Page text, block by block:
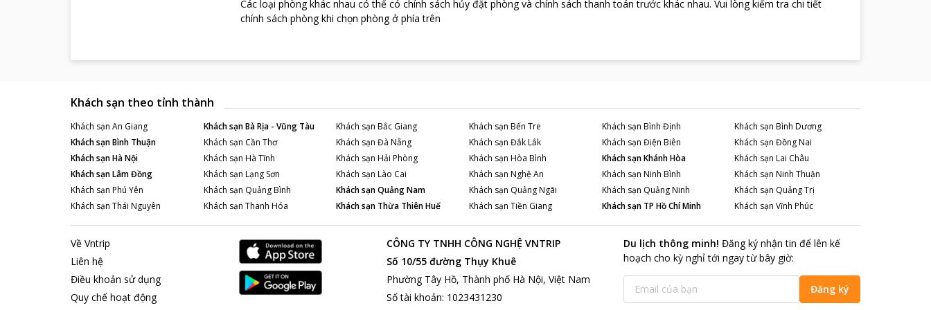
Tại khách sạn, các du khách có thể thưởng thức những món ăn ngon, nhất là đặc sản của cả nước, của các từng địa phương cũng như
các món ăn quốc tế. Không những vậy, du khách nghỉ tại đây còn có thể tham gia vào các phòng tập thể hình… hay đi mua sắm tại các
Hilton Garden Inn Hanoisở hữu một vị trí tuyệt vời ở giữa trung tâm thành phố Hà Nội vì vậy mà rất tiện lợi cho các du khách khi đến
đây tham quan, khám phá Hà Nội.
Các loại phòng khác nhau có thể có chính sách hủy đặt phòng và chính sách thanh toán trước khác nhau. Vui lòng kiểm tra chi tiết
chính sách phòng khi chọn phòng ở phía trên
Khách sạn theo tỉnh thành
Khách sạn An Giang Khách sạnBà Rịa - Vũng Tàu Khách sạn Bắc Giang Khách sạn Bến Tre Khách sạn Bình Định Khách sạn Bình Dương
Khách sạnBình Thuận Khách sạn Cần Thơ Khách sạn Đà Nẵng Khách sạn Đắk Lắk Khách sạn Điện Biên Khách sạn Đồng Nai
Khách sạnHà Nội Khách sạn Hà Tĩnh Khách sạn Hải Phòng Khách sạn Hòa Bình Khách sạnKhánh Hòa Khách sạn Lai Châu
Khách sạnLâm Đồng Khách sạn Lạng Sơn Khách sạn Lào Cai Khách sạn Nghệ An Khách sạn Ninh Bình Khách sạn Ninh Thuận
Khách sạn Phú Yên Khách sạn Quảng Bình Khách sạnQuảng Nam Khách sạn Quảng Ngãi Khách sạn Quảng Ninh Khách sạn Quảng Trị
Khách sạn Thái Nguyên Khách sạn Thanh Hóa Khách sạn Thừa Thiên Huế Khách sạn Tiền Giang Khách sạn TP Hồ Chí Minh Khách sạn Vĩnh Phúc
Về Vntrip
Liên hệ
Điều khoản sử dụng
Quy chế hoạt động
CÔNG TY TNHH CÔNG NGHỆ VNTRIP
Số 10/55 đường Thụy Khuê
Phường Tây Hồ, Thành phố Hà Nội, Việt Nam
Số tài khoản: 1023431230
Du lịch thông minh! Đăng ký nhận tin để lên kế
hoạch cho kỳ nghỉ tới ngay từ bây giờ:
Đăng ký